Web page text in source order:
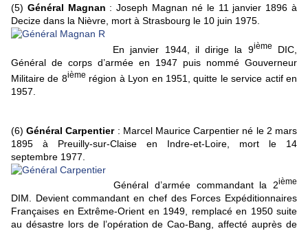
(5) Général Magnan : Joseph Magnan né le 11 janvier 1896 à
Decize dans la Nièvre, mort à Strasbourg le 10 juin 1975.
En janvier 1944, il dirige la 9ième
DIC,
Général de corps d’armée en 1947 puis nommé Gouverneur
Militaire de 8ième région à Lyon en 1951, quitte le service actif en
1957.
(6)Général Carpentier: Marcel Maurice Carpentier né le 2 mars
1895 à Preuilly-sur-Claise en Indre-et-Loire, mort le 14
septembre 1977.
Général d’armée commandant la 2ième
DIM. Devient commandant en chef des Forces Expéditionnaires
Françaises en Extrême-Orient en 1949, remplacé en 1950 suite
au désastre lors de l’opération de Cao-Bang, affecté auprès de